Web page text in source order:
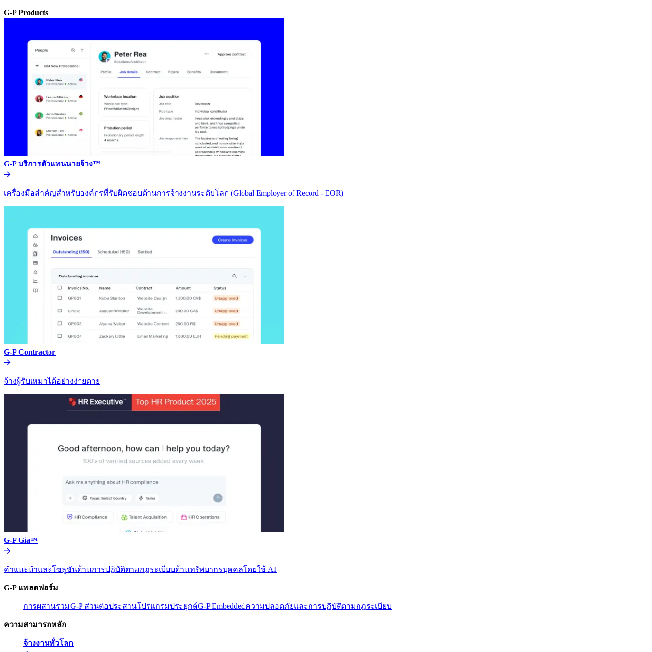
G-P Products​​
G-P บริการตัวแทนนายจ้าง™​​
เครื่องมือสำคัญสำหรับองค์กรที่รับผิดชอบด้านการจ้างงานระดับโลก (Global Employer of Record - EOR)​​
G-P Contractor​​
จ้างผู้รับเหมาได้อย่างง่ายดาย​​
G-P Gia™​​
คำแนะนำและโซลูชันด้านการปฏิบัติตามกฎระเบียบด้านทรัพยากรบุคคลโดยใช้ AI​​
G-P แพลตฟอร์ม​​
การผสานรวม​​G-P ส่วนต่อประสานโปรแกรมประยุกต์​​G-P Embedded​​ความปลอดภัยและการปฏิบัติตามกฎระเบียบ​​
ความสามารถหลัก​​
จ้างงานทั่วโลก​​